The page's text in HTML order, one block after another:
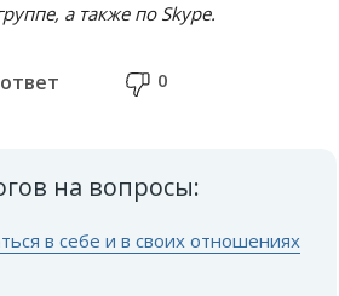
а также по Skype.
0
на вопросы:
в себе и в своих отношениях